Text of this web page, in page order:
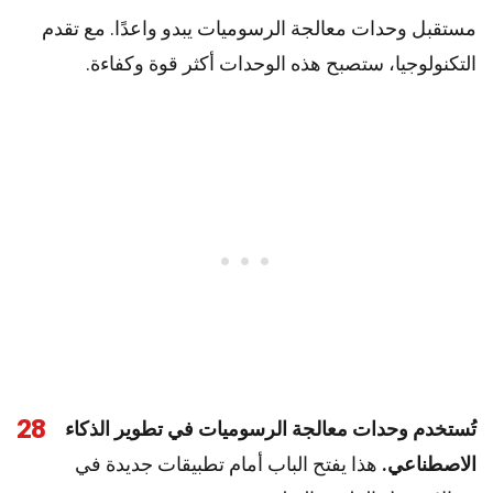
مستقبل وحدات معالجة الرسوميات يبدو واعدًا. مع تقدم
التكنولوجيا، ستصبح هذه الوحدات أكثر قوة وكفاءة.
28
تُستخدم وحدات معالجة الرسوميات في تطوير الذكاء
الاصطناعي. هذا يفتح الباب أمام تطبيقات جديدة في